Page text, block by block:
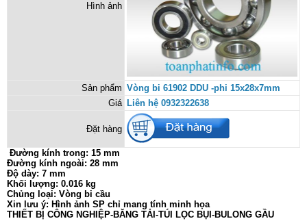
Hình ảnh
Sản phẩm Vòng bi 61902 DDU -phi 15x28x7mm
Giá Liên hệ 0932322638
Đặt hàng
Đường kính trong: 15 mm
Đường kính ngoài: 28 mm
Độ dày: 7 mm
Khối lượng: 0.016 kg
Chủng loại: Vòng bi cầu
Xin lưu ý: Hình ảnh SP chỉ mang tính minh họa
THIẾT BỊ CÔNG NGHIỆP-BĂNG TẢI-TÚI LỌC BỤI-BULONG GẦU